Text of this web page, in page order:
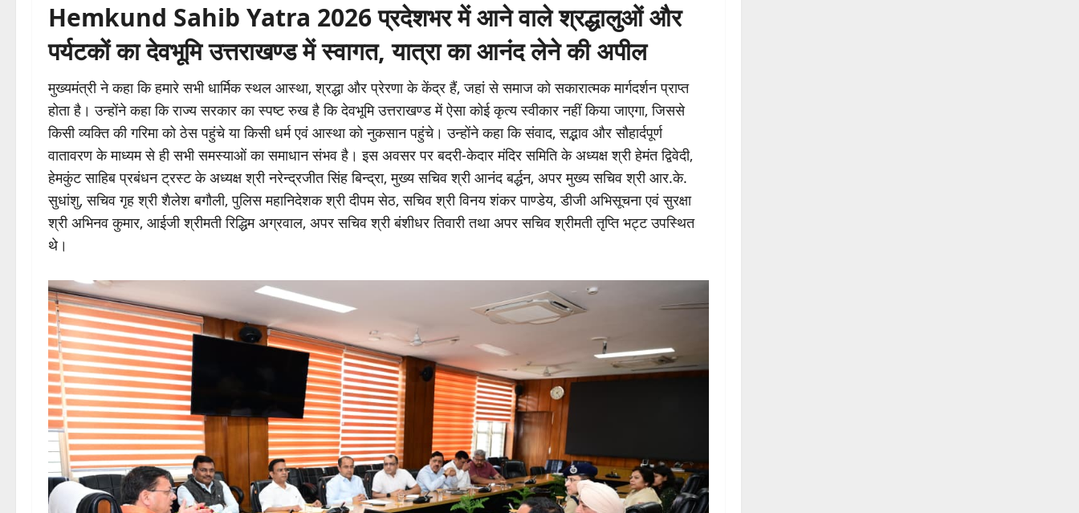
Hemkund Sahib Yatra 2026 प्रदेशभर में आने वाले श्रद्धालुओं और
पर्यटकों का देवभूमि उत्तराखण्ड में स्वागत, यात्रा का आनंद लेने की अपील
मुख्यमंत्री ने कहा कि हमारे सभी धार्मिक स्थल आस्था, श्रद्धा और प्रेरणा के केंद्र हैं, जहां से समाज को सकारात्मक मार्गदर्शन प्राप्त
होता है। उन्होंने कहा कि राज्य सरकार का स्पष्ट रुख है कि देवभूमि उत्तराखण्ड में ऐसा कोई कृत्य स्वीकार नहीं किया जाएगा, जिससे
किसी व्यक्ति की गरिमा को ठेस पहुंचे या किसी धर्म एवं आस्था को नुकसान पहुंचे। उन्होंने कहा कि संवाद, सद्भाव और सौहार्दपूर्ण
वातावरण के माध्यम से ही सभी समस्याओं का समाधान संभव है। इस अवसर पर बदरी-केदार मंदिर समिति के अध्यक्ष श्री हेमंत द्विवेदी,
हेमकुंट साहिब प्रबंधन ट्रस्ट के अध्यक्ष श्री नरेन्द्रजीत सिंह बिन्द्रा, मुख्य सचिव श्री आनंद बर्द्धन, अपर मुख्य सचिव श्री आर.के.
सुधांशु, सचिव गृह श्री शैलेश बगौली, पुलिस महानिदेशक श्री दीपम सेठ, सचिव श्री विनय शंकर पाण्डेय, डीजी अभिसूचना एवं सुरक्षा
श्री अभिनव कुमार, आईजी श्रीमती रिद्धिम अग्रवाल, अपर सचिव श्री बंशीधर तिवारी तथा अपर सचिव श्रीमती तृप्ति भट्ट उपस्थित
थे।